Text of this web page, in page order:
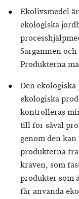
Ekolivsmedel
ekologiska
Särgämnen
Produkterna
Den
ekologiska
kontrolleras
till för såväl
genom den
produkterna
kraven, som
produkter som
får använda